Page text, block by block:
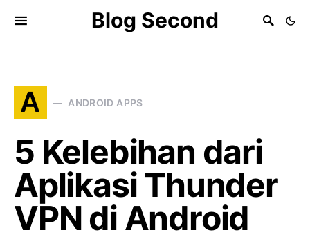
Blog Second
A ANDROID APPS
5 Kelebihan dari
Aplikasi Thunder
VPN di Android